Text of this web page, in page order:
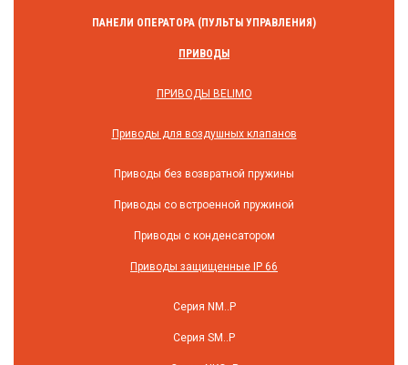
ПАНЕЛИ ОПЕРАТОРА (ПУЛЬТЫ УПРАВЛЕНИЯ)
ПРИВОДЫ
ПРИВОДЫ BELIMO
Приводы для воздушных клапанов
Приводы без возвратной пружины
Приводы со встроенной пружиной
Приводы с конденсатором
Приводы защищенные IP 66
Серия NM..P
Серия SM..P